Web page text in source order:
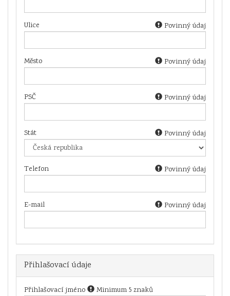
Ulice Povinný údaj
Město Povinný údaj
PSČ Povinný údaj
Stát Povinný údaj
Telefon Povinný údaj
E-mail Povinný údaj
Přihlašovací údaje
Přihlašovací jméno Minimum 5 znaků